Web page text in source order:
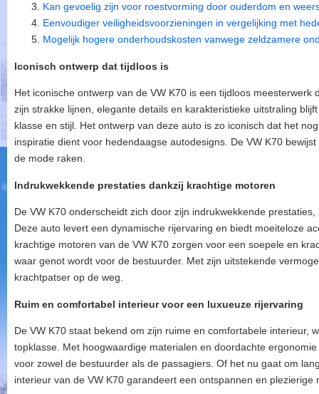
Kan gevoelig zijn voor roestvorming door ouderdom en
Eenvoudiger veiligheidsvoorzieningen in vergelijking met
Mogelijk hogere onderhoudskosten vanwege zeldzamere
Iconisch ontwerp dat tijdloos is
Het iconische ontwerp van de VW K70 is een tijdloos
zijn strakke lijnen, elegante details en karakteristieke uitstraling
klasse en stijl. Het ontwerp van deze auto is zo iconisch dat het
inspiratie dient voor hedendaagse autodesigns. De VW K70
de mode raken.
Indrukwekkende prestaties dankzij krachtige motoren
De VW K70 onderscheidt zich door zijn indrukwekkende
Deze auto levert een dynamische rijervaring en biedt moeiteloze
krachtige motoren van de VW K70 zorgen voor een soepele en
waar genot wordt voor de bestuurder. Met zijn uitstekende
krachtpatser op de weg.
Ruim en comfortabel interieur voor een luxueuze rijervaring
De VW K70 staat bekend om zijn ruime en comfortabele interieur,
topklasse. Met hoogwaardige materialen en doordachte
voor zowel de bestuurder als de passagiers. Of het nu gaat om
interieur van de VW K70 garandeert een ontspannen en plezierige